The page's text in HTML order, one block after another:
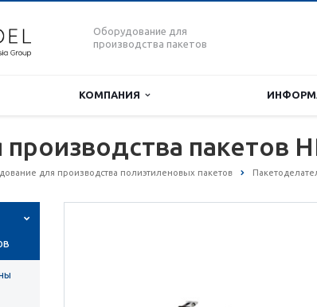
Оборудование для
производства пакетов
КОМПАНИЯ
пакетов
для производства полиэтиленовых пакетов